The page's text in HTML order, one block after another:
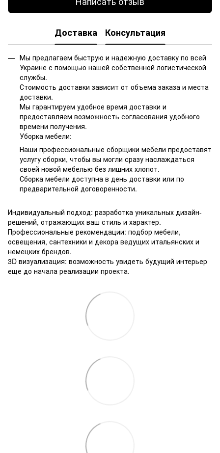
Доставка Консультация
Мы предлагаем быструю и надежную доставку по всей
Украине с помощью нашей собственной логистической
службы.
Стоимость доставки зависит от объема заказа и места
доставки.
Мы гарантируем удобное время доставки и
предоставляем возможность согласования удобного
времени получения.
Уборка мебели:
Наши профессиональные сборщики мебели предоставят
услугу сборки, чтобы вы могли сразу наслаждаться
своей новой мебелью без лишних хлопот.
Сборка мебели доступна в день доставки или по
предварительной договоренности.
Индивидуальный подход: разработка уникальных дизайн-
решений, отражающих ваш стиль и характер.
Профессиональные рекомендации: подбор мебели,
освещения, сантехники и декора ведущих итальянских и
немецких брендов.
3D визуализация: возможность увидеть будущий интерьер
еще до начала реализации проекта.